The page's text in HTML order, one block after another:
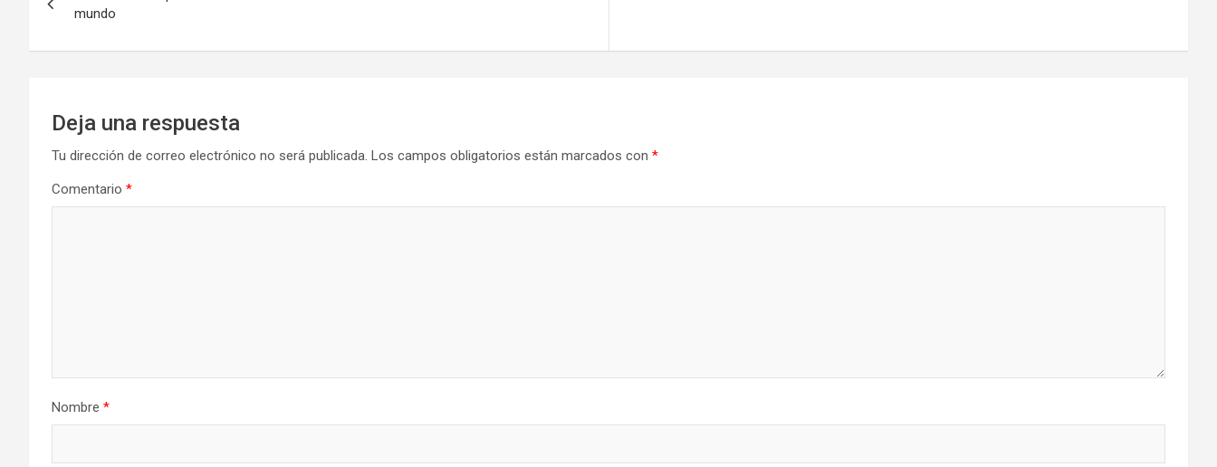
de
entradas
mundo
Deja una respuesta
Tu dirección de correo electrónico no será publicada. Los campos obligatorios están marcados con *
Comentario *
Nombre *